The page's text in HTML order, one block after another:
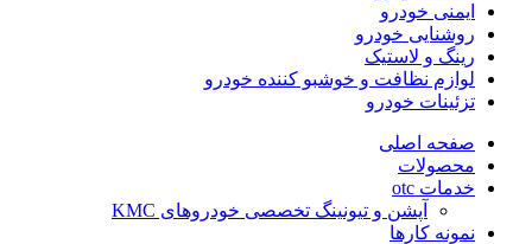
ایمنی خودرو
روشنایی خودرو
رینگ و لاستیک
لوازم نظافت و خوشبو کننده خودرو
تزئینات خودرو
صفحه اصلی
محصولات
خدمات otc
آپشن و تیونینگ تخصصی خودروهای KMC
نمونه کارها